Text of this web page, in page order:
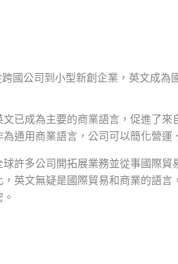
公司到小型新創企業，英文成為
文已成為主要的商業語言，促進了
為通用商業語言，公司可以簡化營運
球許多公司開拓展業務並從事國際貿
，英文無疑是國際貿易和商業的語
。